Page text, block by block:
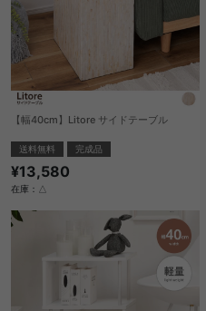
【幅40cm】Litore サイドテーブル
送料無料 完成品
¥13,580
在庫：△